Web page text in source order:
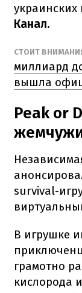
Канал.
СТОИТ
миллиард
вышла
Peak or
survival-
В игрушке
грамотно
кислорода